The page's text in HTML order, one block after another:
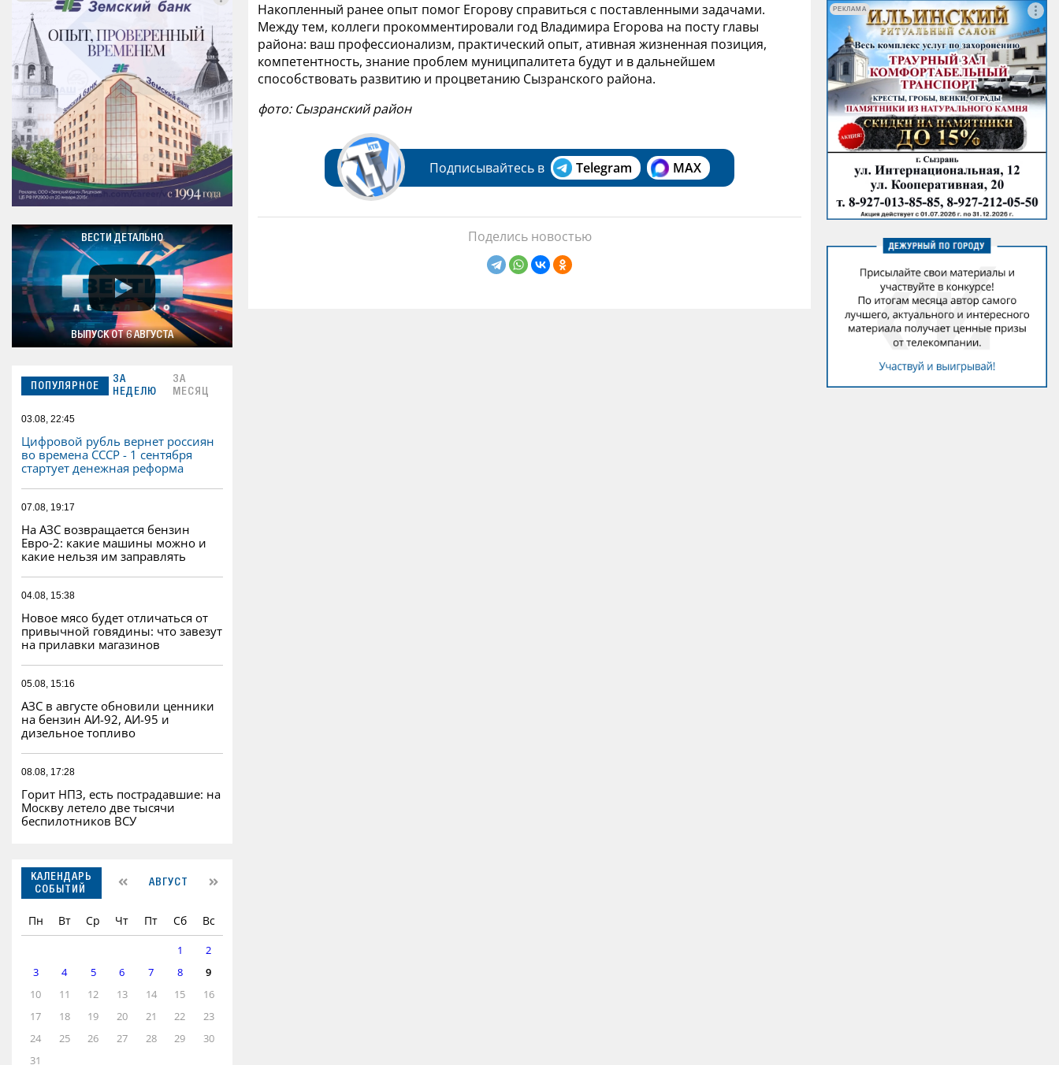
ВЕСТИ ДЕТАЛЬНО
ВЫПУСК ОТ 6 АВГУСТА
ПОПУЛЯРНОЕ
ЗА
НЕДЕЛЮ
ЗА
МЕСЯЦ
03.08, 22:45
Цифровой рубль вернет россиян
во времена СССР - 1 сентября
стартует денежная реформа
07.08, 19:17
На АЗС возвращается бензин
Евро‑2: какие машины можно и
какие нельзя им заправлять
04.08, 15:38
Новое мясо будет отличаться от
привычной говядины: что завезут
на прилавки магазинов
05.08, 15:16
АЗС в августе обновили ценники
на бензин АИ-92, АИ-95 и
дизельное топливо
08.08, 17:28
Горит НПЗ, есть пострадавшие: на
Москву летело две тысячи
беспилотников ВСУ
КАЛЕНДАРЬ
СОБЫТИЙ
АВГУСТ
Пн Вт Ср Чт Пт Сб Вс
1
2
3
4 5 6 7 8
9
10
11 12 13 14 15
16
17
18 19 20 21 22
23
24
25 26 27 28 29
30
31
Накопленный ранее опыт помог Егорову справиться с поставленными задачами.
Между тем, коллеги прокомментировали год Владимира Егорова на посту главы
района: ваш профессионализм, практический опыт, ативная жизненная позиция,
компетентность, знание проблем муниципалитета будут и в дальнейшем
способствовать развитию и процветанию Сызранского района.
фото: Сызранский район
Подписывайтесь в Telegram MAX
Поделись новостью
РЕКЛАМА